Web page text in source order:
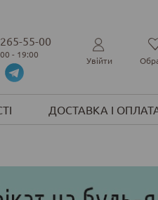
55-00
- 19:00
Увійти
ДОСТАВКА І